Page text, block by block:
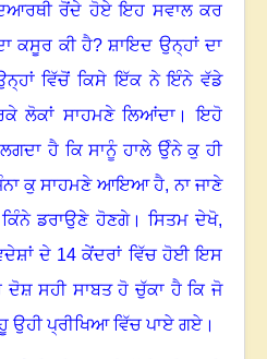
ਰੋਂਦੇ ਹੋਏ ਇਹ ਸਵਾਲ ਕਰ
ਕਸੂਰ ਕੀ ਹੈ?ਸ਼ਾਇਦ ਉਨ੍ਹਾਂ ਦਾ
ਵਿੱਚੋਂ ਕਿਸੇ ਇੱਕ ਨੇ ਇੰਨੇ ਵੱਡੇ
ਲੋਕਾਂ ਸਾਹਮਣੇ ਲਿਆਂਦਾ ।ਇਹੋ
ਹੈ ਕਿ ਸਾਨੂੰ ਹਾਲੇ ਉੰਨੇ ਕੁ ਹੀ
ਕੁ ਸਾਹਮਣੇ ਆਇਆ ਹੈ,ਨਾ ਜਾਣੇ
ਡਰਾਉਣੇ ਹੋਣਗੇ। ਸਿਤਮ ਦੇਖੋ,
ਦੇ 14 ਕੇਂਦਰਾਂ ਵਿੱਚ ਹੋਈ ਇਸ
ਸਹੀ ਸਾਬਤ ਹੋ ਚੁੱਕਾ ਹੈ ਕਿ ਜੋ
ਉਹੀ ਪ੍ਰੀਖਿਆ ਵਿੱਚ ਪਾਏ ਗਏ ।